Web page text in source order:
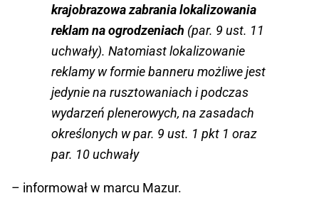
krajobrazowa zabrania lokalizowania
reklam na ogrodzeniach (par. 9 ust. 11
uchwały). Natomiast lokalizowanie
reklamy w formie banneru możliwe jest
jedynie na rusztowaniach i podczas
wydarzeń plenerowych, na zasadach
określonych w par. 9 ust. 1 pkt 1 oraz
par. 10 uchwały
– informował w marcu Mazur.